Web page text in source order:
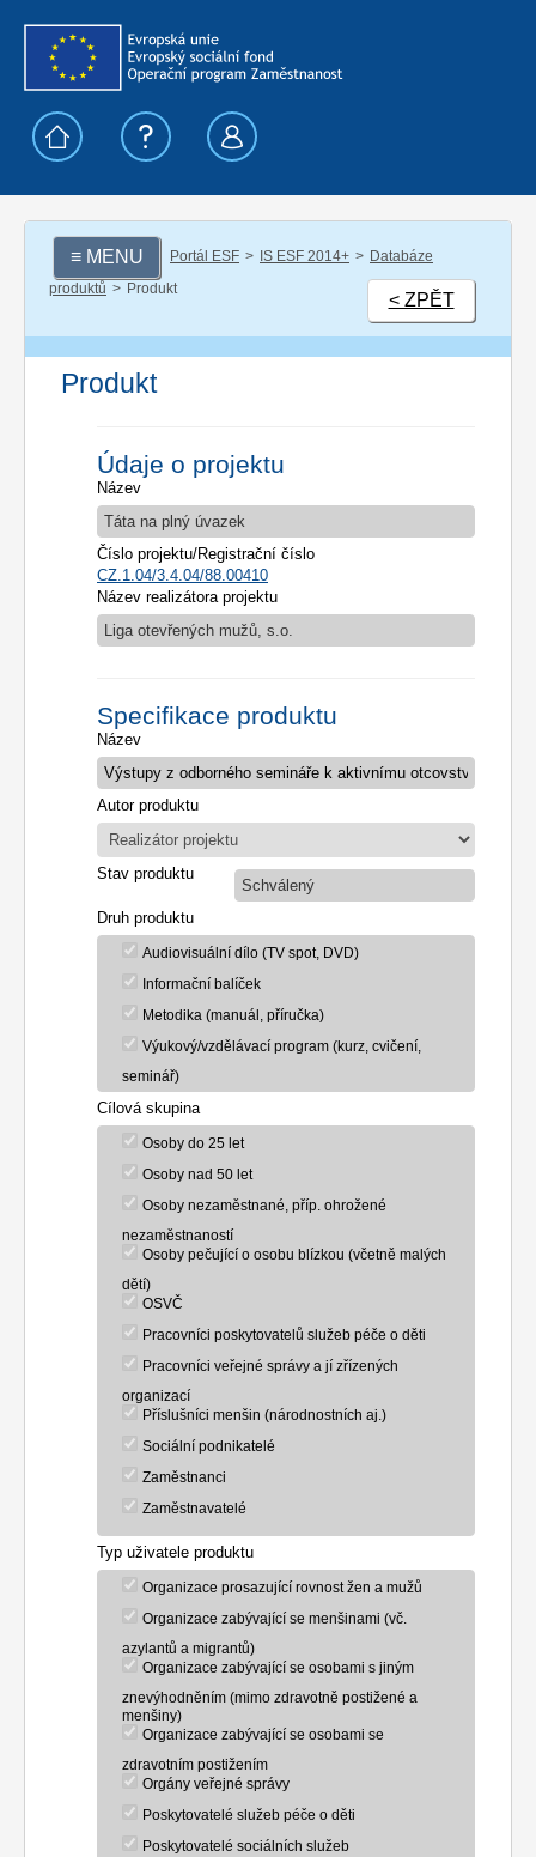
≡ MENU Portál ESF IS ESF 2014+
Databáze
produktů
Produkt
< ZPĚT
Produkt
Údaje o projektu
Název
Táta na plný úvazek
Číslo projektu/Registrační číslo
CZ.1.04/3.4.04/88.00410
Název realizátora projektu
Liga otevřených mužů, s.o.
Specifikace produktu
Název
Autor produktu
Stav produktu
Schválený
Druh produktu
Audiovisuální dílo (TV spot, DVD)
Informační balíček
Metodika (manuál, příručka)
Výukový/vzdělávací program (kurz, cvičení,
seminář)
Cílová skupina
Osoby do 25 let
Osoby nad 50 let
Osoby nezaměstnané, příp. ohrožené
nezaměstnaností
Osoby pečující o osobu blízkou (včetně malých
dětí)
OSVČ
Pracovníci poskytovatelů služeb péče o děti
Pracovníci veřejné správy a jí zřízených
organizací
Příslušníci menšin (národnostních aj.)
Sociální podnikatelé
Zaměstnanci
Zaměstnavatelé
Typ uživatele produktu
Organizace prosazující rovnost žen a mužů
Organizace zabývající se menšinami (vč.
azylantů a migrantů)
Organizace zabývající se osobami s jiným
znevýhodněním (mimo zdravotně postižené a
menšiny)
Organizace zabývající se osobami se
zdravotním postižením
Orgány veřejné správy
Poskytovatelé služeb péče o děti
Poskytovatelé sociálních služeb